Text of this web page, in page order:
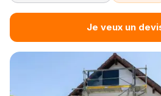
Je veux un